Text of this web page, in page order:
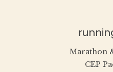
Marathon
CEP